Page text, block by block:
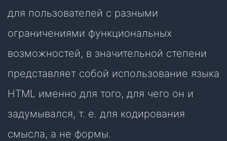
для пользователей с разными
ограничениями функциональных
возможностей, в значительной степени
представляет собой использование языка
HTML именно для того, для чего он и
задумывался, т. е. для кодирования
смысла, а не формы.